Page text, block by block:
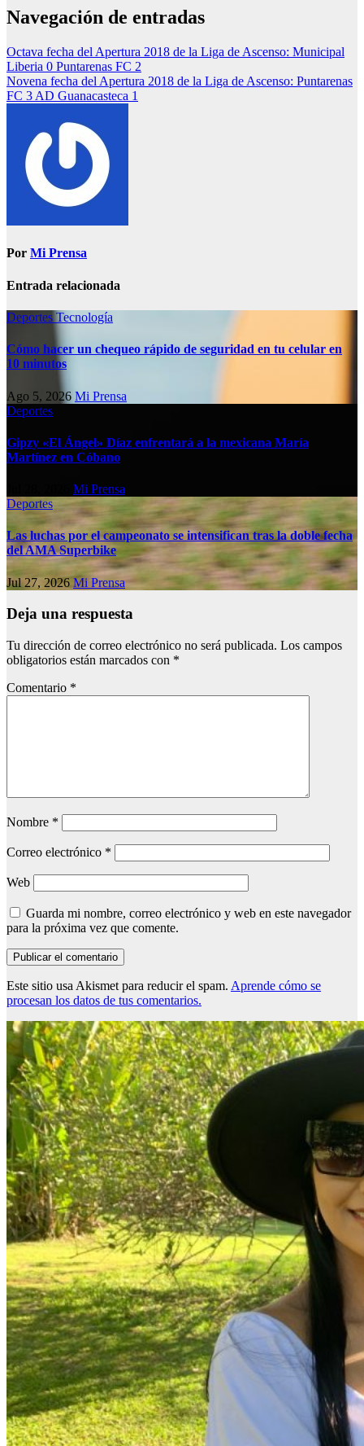
Navegación de entradas
Octava fecha del Apertura 2018 de la Liga de Ascenso: Municipal
Liberia 0 Puntarenas FC 2
Novena fecha del Apertura 2018 de la Liga de Ascenso: Puntarenas
FC 3 AD Guanacasteca 1
Por Mi Prensa
Entrada relacionada
Deportes Tecnología
Cómo hacer un chequeo rápido de seguridad en tu celular en
10 minutos
Ago 5, 2026 Mi Prensa
Deportes
Gipzy «El Ángel» Díaz enfrentará a la mexicana María
Martínez en Cóbano
Mi Prensa
Deportes
Las luchas por el campeonato se intensifican tras la doble fecha
del AMA Superbike
Jul 27, 2026Mi Prensa
Deja una respuesta
Tu dirección de correo electrónico no será publicada. Los campos
obligatorios están marcados con *
Comentario *
Nombre *
Correo electrónico *
Web
Guarda mi nombre, correo electrónico y web en este navegador
para la próxima vez que comente.
Este sitio usa Akismet para reducir el spam. Aprende cómo se
procesan los datos de tus comentarios.